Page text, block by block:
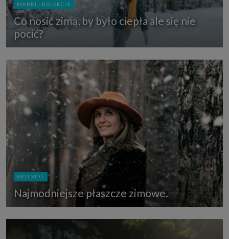
MARKI I KOLEKCJE
Co nosić zimą, by było ciepła ale się nie
pocić?
MÓJ STYL
Najmodniejsze płaszcze zimowe.